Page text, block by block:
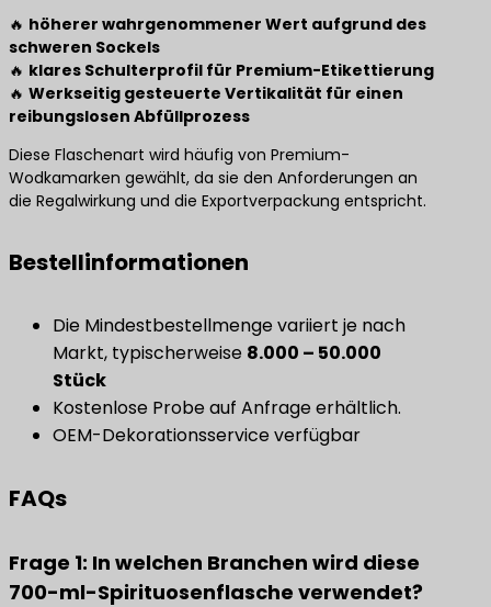
🔥 höherer wahrgenommener Wert aufgrund des
schweren Sockels
🔥 klares Schulterprofil für Premium-Etikettierung
🔥 Werkseitig gesteuerte Vertikalität für einen
reibungslosen Abfüllprozess
Diese Flaschenart wird häufig von Premium-
Wodkamarken gewählt, da sie den Anforderungen an
die Regalwirkung und die Exportverpackung entspricht.
Bestellinformationen
Die Mindestbestellmenge variiert je nach
Markt, typischerweise 8.000 – 50.000
Stück
Kostenlose Probe auf Anfrage erhältlich.
OEM-Dekorationsservice verfügbar
FAQs
Frage 1: In welchen Branchen wird diese
700-ml-Spirituosenflasche verwendet?